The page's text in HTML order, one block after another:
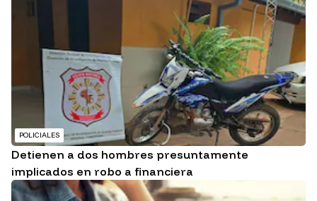
POLICIALES
Detienen a dos hombres presuntamente
implicados en robo a financiera